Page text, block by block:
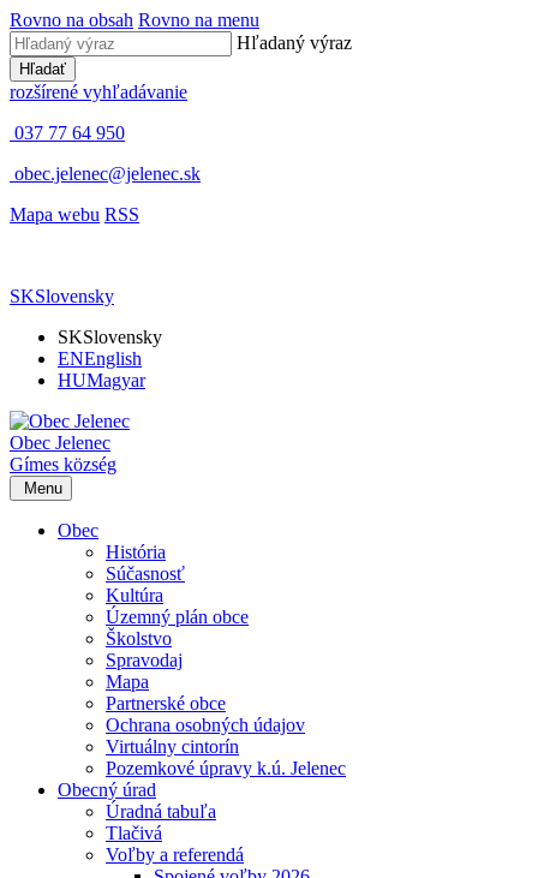
Rovno na obsah Rovno na menu
Hľadaný výraz
Hľadať
rozšírené vyhľadávanie
037 77 64 950
obec.jelenec@jelenec.sk
Mapa webu RSS
SKSlovensky
SKSlovensky
ENEnglish
HUMagyar
Obec Jelenec
Gímes község
Menu
Obec
História
Súčasnosť
Kultúra
Územný plán obce
Školstvo
Spravodaj
Mapa
Partnerské obce
Ochrana osobných údajov
Virtuálny cintorín
Pozemkové úpravy k.ú. Jelenec
Obecný úrad
Úradná tabuľa
Tlačivá
Voľby a referendá